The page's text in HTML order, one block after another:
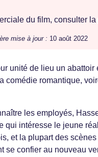
du film, consulter
mise à jour : 10 août 2022
unité de lieu un abattoir
comédie romantique,
les employés,
qui intéresse le jeune
et la plupart des
se confier au nouveau